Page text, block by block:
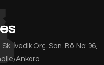
İvedik Org. San. Böl No: 96,
Ankara